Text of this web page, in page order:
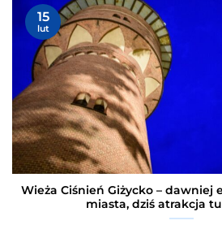
Wieża Ciśnień Giżycko – dawniej
miasta, dziś atrakcja
15
lut